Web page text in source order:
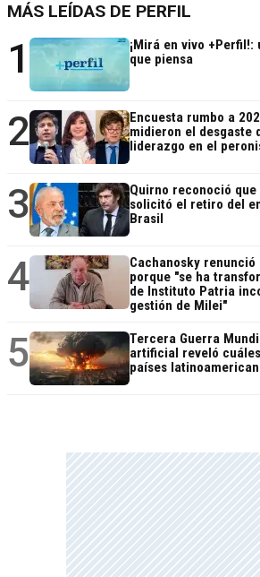
MÁS LEÍDAS DE PERFIL
1
¡Mirá en vivo
que piensa
2
Encuesta rumbo a
midieron el desgaste
liderazgo en el
3
Quirno reconoció
solicitó el retiro del
Brasil
4
Cachanosky
porque "se ha
de Instituto Patria
gestión de Milei"
5
Tercera Guerra
artificial reveló
países